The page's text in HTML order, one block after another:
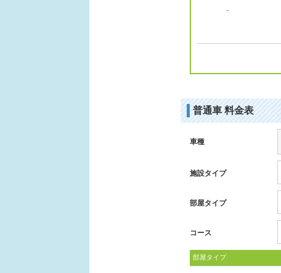
-
普通車 料金表
車種
施設タイプ
部屋タイプ
コース
部屋タイプ